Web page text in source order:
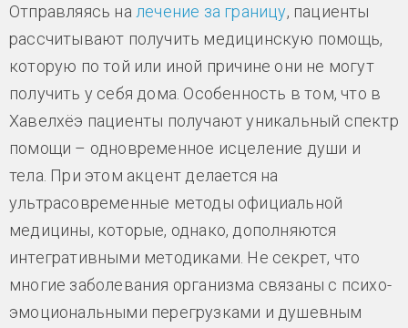
Отправляясь на лечение за границу, пациенты
рассчитывают получить медицинскую помощь,
которую по той или иной причине они не могут
получить у себя дома. Особенность в том, что в
Хавелхёэ пациенты получают уникальный спектр
помощи – одновременное исцеление души и
тела. При этом акцент делается на
ультрасовременные методы официальной
медицины, которые, однако, дополняются
интегративными методиками. Не секрет, что
многие заболевания организма связаны с психо-
эмоциональными перегрузками и душевным